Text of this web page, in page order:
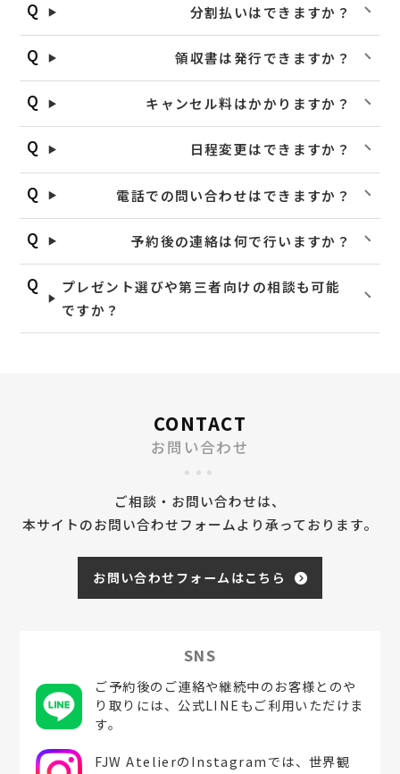
分割払いはできますか？
領収書は発行できますか？
キャンセル料はかかりますか？
日程変更はできますか？
電話での問い合わせはできますか？
予約後の連絡は何で行いますか？
プレゼント選びや第三者向けの相談も可能
ですか？
CONTACT
お問い合わせ
ご相談・お問い合わせは、
本サイトのお問い合わせフォームより承っております。
お問い合わせフォームはこちら
SNS
ご予約後のご連絡や継続中のお客様とのや
り取りには、公式LINEもご利用いただけま
す。
FJW AtelierのInstagramでは、世界観